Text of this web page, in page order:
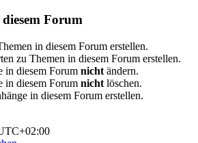
Forum
in diesem Forum erstellen.
zu Themen in diesem Forum erstellen.
in diesem Forum nicht ändern.
in diesem Forum nicht löschen.
in diesem Forum erstellen.